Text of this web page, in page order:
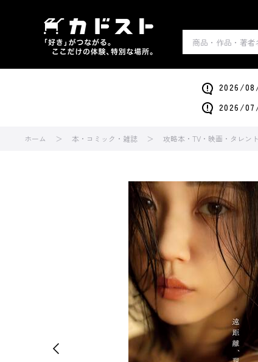
2026/
2026/
ホーム 本・コミック・雑誌 攻略本・TV・映画・タレン